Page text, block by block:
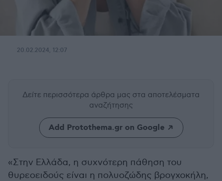
20.02.2024, 12:07
Δείτε περισσότερα άρθρα μας στα αποτελέσματα
αναζήτησης
Add Protothema.gr on Google
«Στην Ελλάδα, η συχνότερη πάθηση του
θυρεοειδούς είναι η πολυοζώδης βρογχοκήλη,